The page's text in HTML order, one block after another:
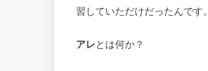
習していただけだったんです。
アレとは何か？